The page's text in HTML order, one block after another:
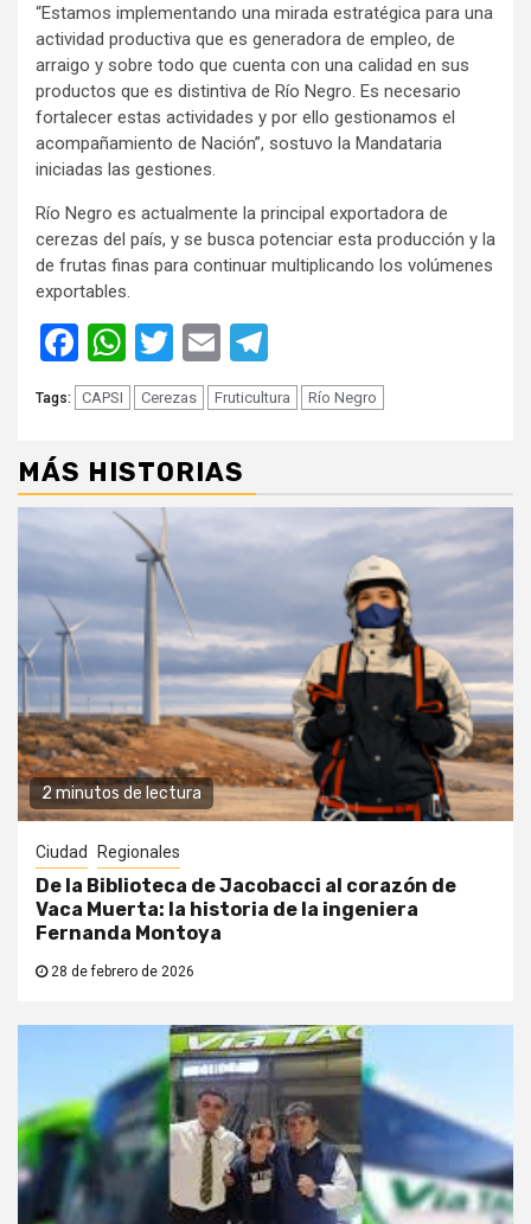
“Estamos implementando una mirada estratégica para una
actividad productiva que es generadora de empleo, de
arraigo y sobre todo que cuenta con una calidad en sus
productos que es distintiva de Río Negro. Es necesario
fortalecer estas actividades y por ello gestionamos el
acompañamiento de Nación”, sostuvo la Mandataria
iniciadas las gestiones.
Río Negro es actualmente la principal exportadora de
cerezas del país, y se busca potenciar esta producción y la
de frutas finas para continuar multiplicando los volúmenes
exportables.
Facebook
WhatsApp
Twitter
Email
Tags: CAPSI Cerezas Fruticultura Río Negro
MÁS HISTORIAS
2 minutos de lectura
Ciudad Regionales
De la Biblioteca de Jacobacci al corazón de
Vaca Muerta: la historia de la ingeniera
Fernanda Montoya
28 de febrero de 2026